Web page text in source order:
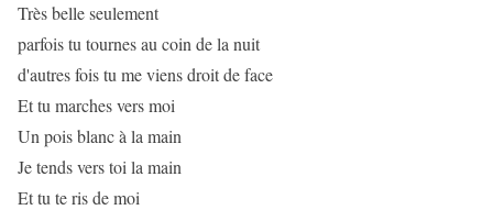
Très belle seulement
parfois tu tournes au coin de la nuit
d'autres fois tu me viens droit de face
Et tu marches vers moi
Un pois blanc à la main
Je tends vers toi la main
Et tu te ris de moi